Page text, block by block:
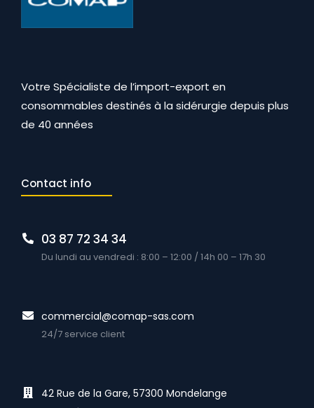
Votre Spécialiste de l’import-export en
consommables destinés à la sidérurgie depuis plus
de 40 années
Contact info
03 87 72 34 34
Du lundi au vendredi : 8:00 – 12:00 / 14h 00 – 17h 30
commercial@comap-sas.com
24/7 service client
42 Rue de la Gare, 57300 Mondelange